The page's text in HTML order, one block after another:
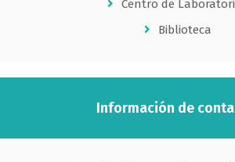
Centro de
Biblioteca
Información de